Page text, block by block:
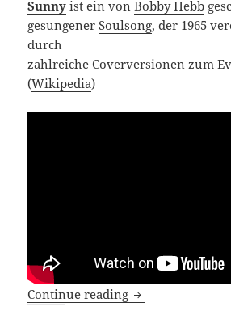
Sunny ist ein vonBobby Hebb
gesungenerSoulsong, der 1965
durch
zahlreiche Coverversionen zum
(Wikipedia)
Continue reading Sunny